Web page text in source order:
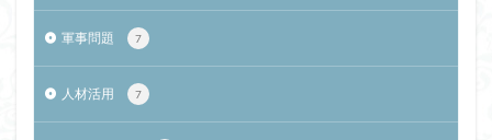
軍事問題 7
人材活用 7